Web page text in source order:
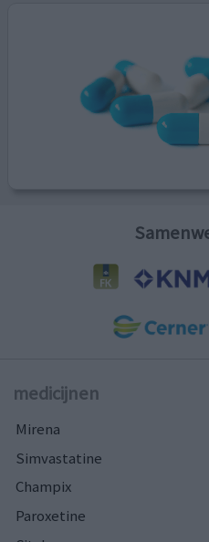
medicijnen
Mirena
Simvastatine
Champix
Paroxetine